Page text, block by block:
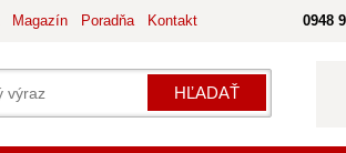
HĽADAŤ
0948
Magazín Poradňa Kontakt